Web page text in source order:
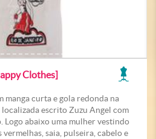
Clothes]
manga curta e gola redonda na
escrito Zuzu Angel com
Logo abaixo uma mulher vestindo
saia, pulseira, cabelo e